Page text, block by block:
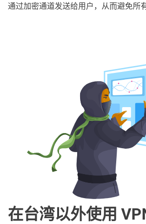
通过加密通道发送给用户，从而避免所
在台湾以外使用